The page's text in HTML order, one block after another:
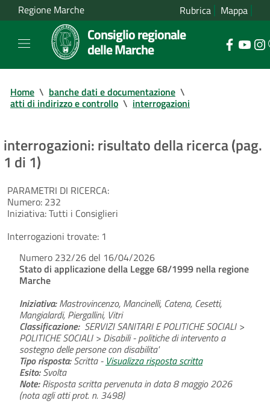
Regione Marche Rubrica Mappa
Consiglio regionale
delle Marche
Home \ banche dati e documentazione \
atti di indirizzo e controllo \ interrogazioni
interrogazioni: risultato della ricerca (pag.
1 di 1)
PARAMETRI DI RICERCA:
Numero: 232
Iniziativa:Tutti i Consiglieri
Interrogazioni trovate: 1
Numero 232/26 del 16/04/2026
Stato di applicazione della Legge 68/1999 nella regione
Marche
Iniziativa:Mastrovincenzo, Mancinelli, Catena, Cesetti,
Mangialardi, Piergallini, Vitri
Classificazione: SERVIZI SANITARI E POLITICHE SOCIALI >
POLITICHE SOCIALI > Disabili - politiche di intervento a
sostegno delle persone con disabilita'
Tipo risposta:Scritta - Visualizza risposta scritta
Esito:Svolta
Note:Risposta scritta pervenuta in data 8 maggio 2026
(nota agli atti prot. n. 3498)